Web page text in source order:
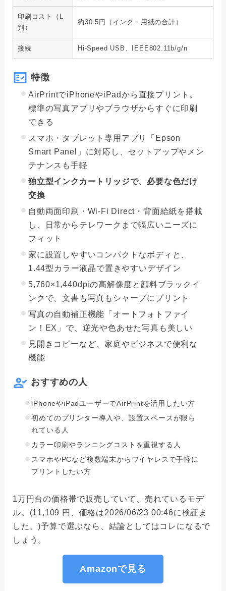
印刷コスト（L
判）
約30.5円（インク・用紙の合計）
接続 Hi-Speed USB、IEEE802.11b/g/n
特徴
AirPrintでiPhoneやiPadから直接プリント。
標準の写真アプリやブラウザからすぐに印刷
できる
スマホ・タブレット専用アプリ「Epson
Smart Panel」に対応し、セットアップやメン
テナンスも手軽
独立型インクカートリッジで、必要な色だけ
交換
自動両面印刷・Wi-Fi Direct・背面給紙を搭載
し、日常からテレワークまで幅広いニーズに
フィット
家に設置しやすいコンパクトなボディと、
1.44型カラー液晶で置きやすいデザイン
5,760×1,440dpiの高解像度と顔料ブラックイ
ンクで、文書も写真もシャープにプリント
写真の自動補正機能「オートフォトファイ
ン！EX」で、逆光や色あせた写真も美しい
見開きコピーなど、家庭やビジネスで便利な
機能
おすすめの人
iPhoneやiPadユーザーでAirPrintを活用したい方
初めてのプリンター導入や、設置スペースが限ら
れている人
カラー印刷やランニングコストを重視する人
スマホやPCなど複数端末からワイヤレスで手軽に
プリントしたい方
1万円台の価格帯で販売していて、売れているモデ
ル。(11,109 円、価格は2026/06/23 00:46に検証ま
した。)予算で選ぶなら、結論としてはコレになるで
しょう。
Amazonで見る